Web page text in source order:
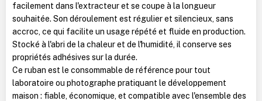
facilement dans l'extracteur et se coupe à la longueur
souhaitée. Son déroulement est régulier et silencieux, sans
accroc, ce qui facilite un usage répété et fluide en production.
Stocké à l'abri de la chaleur et de l'humidité, il conserve ses
propriétés adhésives sur la durée.
Ce ruban est le consommable de référence pour tout
laboratoire ou photographe pratiquant le développement
maison : fiable, économique, et compatible avec l'ensemble des